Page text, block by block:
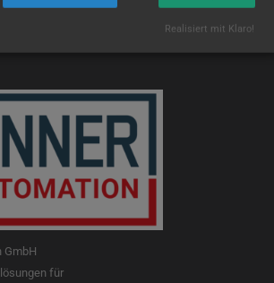
GmbH
für
Realisiert mit Klaro!